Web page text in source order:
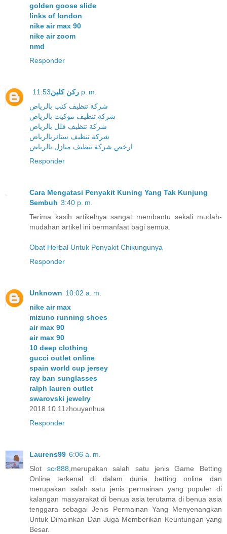
golden goose slide
links of london
nike air max 90
nike air zoom
nmd
Responder
ركن كلين 11:53 p. m.
شركة تنظيف كنب بالرياض
شركة تنظيف موكيت بالرياض
شركة تنظيف فلل بالرياض
شركة تنظيف ستائربالرياض
ارخص شركة تنظيف منازل بالرياض
Responder
Cara Mengatasi Penyakit Kuning Yang Tak Kunjung
Sembuh 3:40 p. m.
Terima kasih artikelnya sangat membantu sekali mudah-
mudahan artikel ini bermanfaat bagi semua.
Obat Herbal Untuk Penyakit Chikungunya
Responder
Unknown 10:02 a. m.
nike air max
mizuno running shoes
air max 90
air max 90
10 deep clothing
gucci outlet online
spain world cup jersey
ray ban sunglasses
ralph lauren outlet
swarovski jewelry
2018.10.11zhouyanhua
Responder
Laurens99 6:06 a. m.
Slot scr888 ,merupakan salah satu jenis Game Betting
Online terkenal di dalam dunia betting online dan
merupakan salah satu jenis permainan yang populer di
kalangan masyarakat di benua asia terutama di benua asia
tenggara sebagai Jenis Permainan Yang Menyenangkan
Untuk Dimainkan Dan Juga Memberikan Keuntungan yang
Besar.